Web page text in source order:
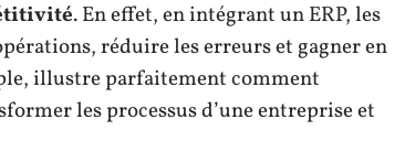
. En effet, en intégrant un ERP, les
réduire les erreurs et gagner en
illustre parfaitement comment
les processus d’une entreprise et